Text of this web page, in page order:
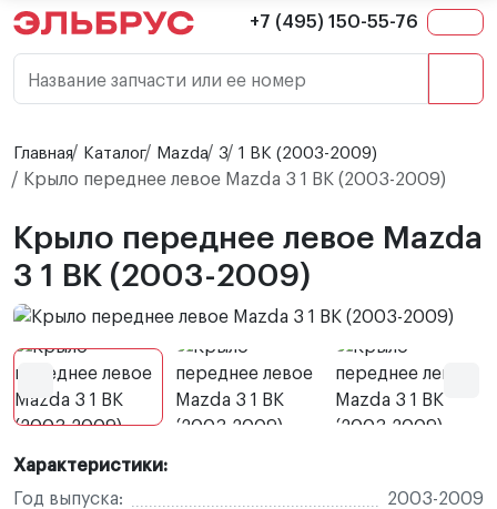
+7 (495) 150-55-76
Название запчасти или ее номер
Главная Каталог Mazda 3 1 BK (2003-2009)
Крыло переднее левое Mazda 3 1 BK (2003-2009)
Крыло переднее левое Mazda
3 1 BK (2003-2009)
Характеристики:
Год выпуска:
2003-2009